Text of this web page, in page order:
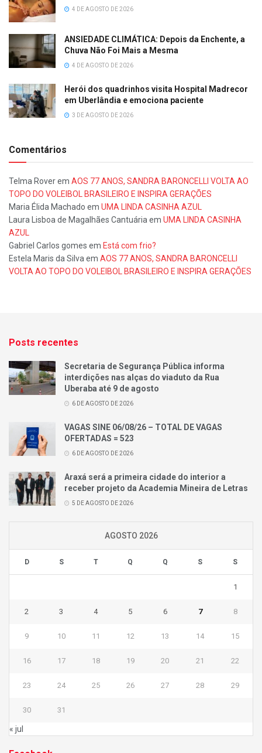
4 DE AGOSTO DE 2026
ANSIEDADE CLIMÁTICA: Depois da Enchente, a
Chuva Não Foi Mais a Mesma
4 DE AGOSTO DE 2026
Herói dos quadrinhos visita Hospital Madrecor
em Uberlândia e emociona paciente
3 DE AGOSTO DE 2026
Comentários
Telma Roverem AOS 77 ANOS, SANDRA BARONCELLI VOLTA AO
TOPO DO VOLEIBOL BRASILEIRO E INSPIRA GERAÇÕES
Maria Élida Machado em UMA LINDA CASINHA AZUL
Laura Lisboa de Magalhães Cantuáriaem UMA LINDA CASINHA
AZUL
Gabriel Carlos gomes em Está com frio?
Estela Maris da Silvaem AOS 77 ANOS, SANDRA BARONCELLI
VOLTA AO TOPO DO VOLEIBOL BRASILEIRO E INSPIRA GERAÇÕES
Posts recentes
Secretaria de Segurança Pública informa
interdições nas alças do viaduto da Rua
Uberaba até 9 de agosto
6 DE AGOSTO DE 2026
VAGAS SINE 06/08/26 – TOTAL DE VAGAS
OFERTADAS = 523
6 DE AGOSTO DE 2026
Araxá será a primeira cidade do interior a
receber projeto da Academia Mineira de Letras
5 DE AGOSTO DE 2026
AGOSTO 2026
D S T Q Q S S
1
2 3 4 5 6 7 8
9 10 11 12 13 14 15
16 17 18 19 20 21 22
23 24 25 26 27 28 29
30 31
« jul